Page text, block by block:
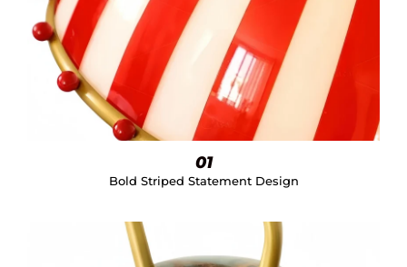
01
Bold Striped Statement Design